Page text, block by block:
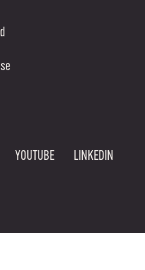
YOUTUBE LINKEDIN